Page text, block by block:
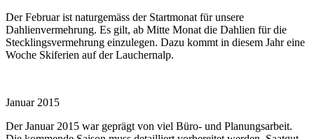
Der Februar ist naturgemäss der Startmonat für unsere
Dahlienvermehrung. Es gilt, ab Mitte Monat die Dahlien für die
Stecklingsvermehrung einzulegen. Dazu kommt in diesem Jahr eine
Woche Skiferien auf der Lauchernalp.
Januar 2015
Der Januar 2015 war geprägt von viel Büro- und Planungsarbeit.